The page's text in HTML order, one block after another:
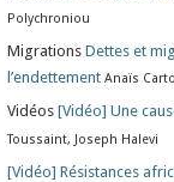
Polychroniou
Migrations Dettes et
l’endettement Anaïs
Vidéos [Vidéo] Une
Toussaint, Joseph Halevi
[Vidéo] Résistances